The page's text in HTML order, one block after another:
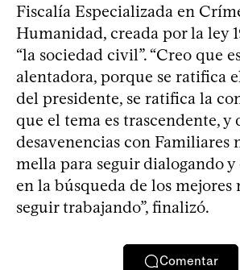
Fiscalía Especializada en
Humanidad, creada por la ley
“la sociedad civil”. “Creo que
alentadora, porque se ratifica
del presidente, se ratifica la
que el tema es trascendente, y
desavenencias con Familiares
mella para seguir dialogando
en la búsqueda de los mejores
seguir trabajando”, finalizó.
Comentar